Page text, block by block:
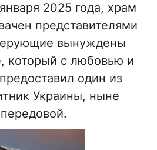
2025 года, храм
представителями
вынуждены
который с любовью и
один из
Украины, ныне